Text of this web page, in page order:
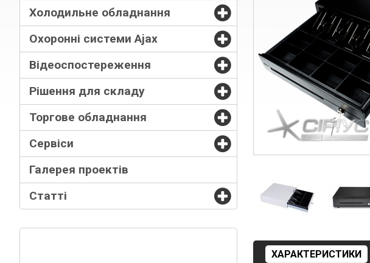
Холодильне обладнання
Охоронні системи Ajax
Відеоспостереження
Рішення для складу
Торгове обладнання
Сервіси
Галерея проектів
Статті
ХАРАКТЕРИСТИКИ